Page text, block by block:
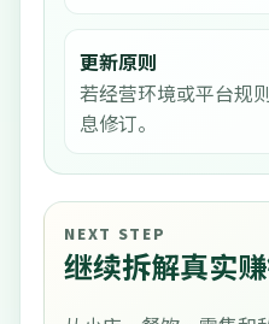
更新原则
若经营环境或平台规
息修订。
NEXT STEP
继续拆解真实